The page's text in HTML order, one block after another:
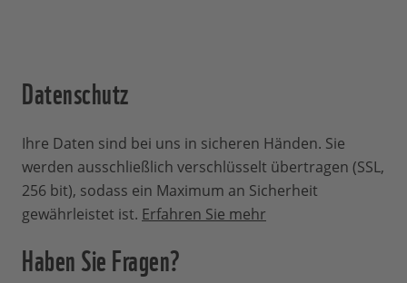
Datenschutz
Ihre Daten sind bei uns in sicheren Händen. Sie
werden ausschließlich verschlüsselt übertragen (SSL,
256 bit), sodass ein Maximum an Sicherheit
gewährleistet ist. Erfahren Sie mehr
Haben Sie Fragen?